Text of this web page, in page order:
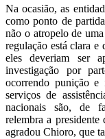
Na ocasião, as
como ponto de
não o atropelo de
regulação está clara
eles deveriam ser
investigação por
ocorrendo punição e
serviços de
nacionais são, de
relembra a
agradou Chioro, que